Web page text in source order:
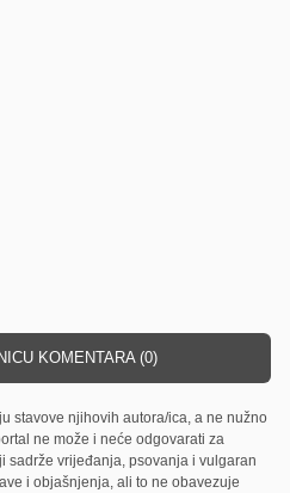
KOMENTARA (0)
stavove njihovih autora/ica, a ne nužno
ne može i neće odgovarati za
sadrže vrijeđanja, psovanja i vulgaran
i objašnjenja, ali to ne obavezuje